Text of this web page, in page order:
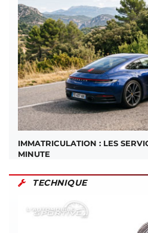
IMMATRICULATION : LES
MINUTE
TECHNIQUE